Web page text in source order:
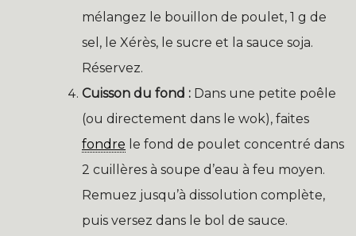
mélangez le bouillon de poulet, 1 g de
sel, le Xérès, le sucre et la sauce soja.
Réservez.
Cuisson du fond : Dans une petite poêle
(ou directement dans le wok), faites
fondre le fond de poulet concentré dans
2 cuillères à soupe d’eau à feu moyen.
Remuez jusqu’à dissolution complète,
puis versez dans le bol de sauce.